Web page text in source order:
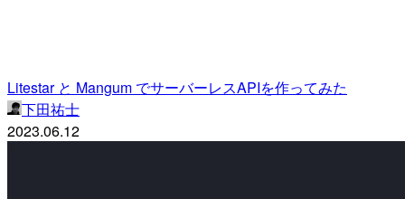
Litestar と Mangum でサーバーレスAPIを作ってみた
下田祐士
2023.06.12